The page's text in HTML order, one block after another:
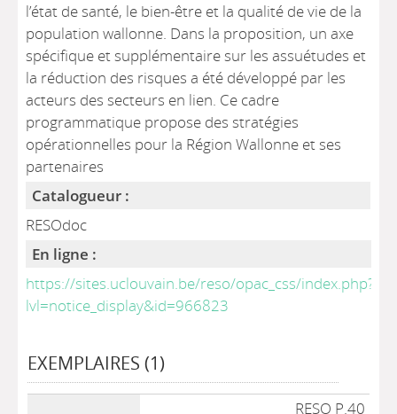
l’état de santé, le bien-être et la qualité de vie de la
population wallonne. Dans la proposition, un axe
spécifique et supplémentaire sur les assuétudes et
la réduction des risques a été développé par les
acteurs des secteurs en lien. Ce cadre
programmatique propose des stratégies
opérationnelles pour la Région Wallonne et ses
partenaires
Catalogueur :
RESOdoc
En ligne :
https://sites.uclouvain.be/reso/opac_css/index.php?
lvl=notice_display&id=966823
EXEMPLAIRES (1)
RESO P.40